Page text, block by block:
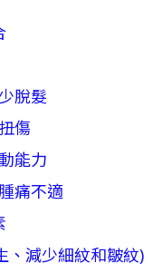
脫髮
傷
能力
痛不適
、減少細紋和皺紋)